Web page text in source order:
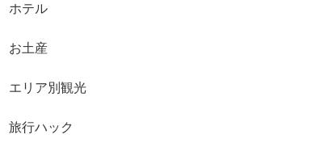
ホテル
お土産
エリア別観光
旅行ハック